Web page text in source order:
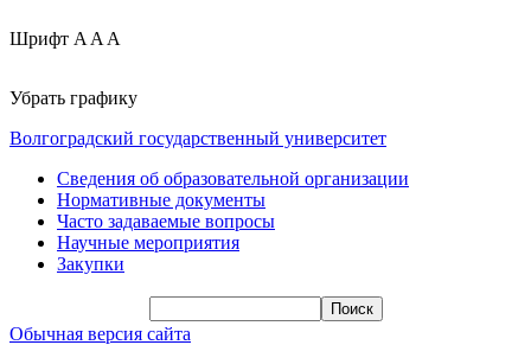
Шрифт A A A
Убрать графику
Волгоградский государственный университет
Сведения об образовательной организации
Нормативные документы
Часто задаваемые вопросы
Научные мероприятия
Закупки
Обычная версия сайта